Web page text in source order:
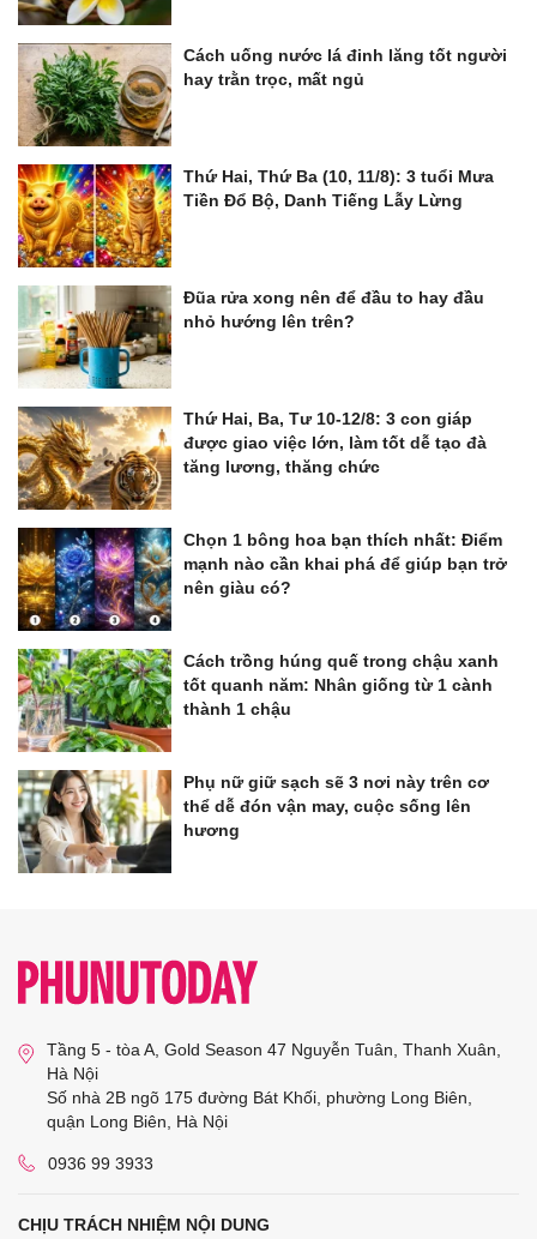
Cách uống nước lá đinh lăng tốt người
hay trằn trọc, mất ngủ
Thứ Hai, Thứ Ba (10, 11/8): 3 tuổi Mưa
Tiền Đổ Bộ, Danh Tiếng Lẫy Lừng
Đũa rửa xong nên để đầu to hay đầu
nhỏ hướng lên trên?
Thứ Hai, Ba, Tư 10-12/8: 3 con giáp
được giao việc lớn, làm tốt dễ tạo đà
tăng lương, thăng chức
Chọn 1 bông hoa bạn thích nhất: Điểm
mạnh nào cần khai phá để giúp bạn trở
nên giàu có?
Cách trồng húng quế trong chậu xanh
tốt quanh năm: Nhân giống từ 1 cành
thành 1 chậu
Phụ nữ giữ sạch sẽ 3 nơi này trên cơ
thể dễ đón vận may, cuộc sống lên
hương
Tầng 5 - tòa A, Gold Season 47 Nguyễn Tuân, Thanh Xuân,
Hà Nội
Số nhà 2B ngõ 175 đường Bát Khối, phường Long Biên,
quận Long Biên, Hà Nội
0936 99 3933
CHỊU TRÁCH NHIỆM NỘI DUNG